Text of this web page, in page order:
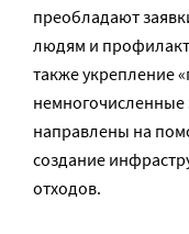
преобладают
людям и
также укрепление
немногочисленные
направлены на
создание
отходов.